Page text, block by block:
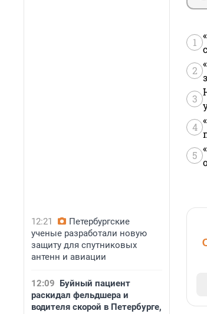
12:21
Петербургские
ученые разработали новую
защиту для спутниковых
антенн и авиации
12:09 Буйный пациент
раскидал фельдшера и
водителя скорой в Петербурге,
1
2
3
4
5